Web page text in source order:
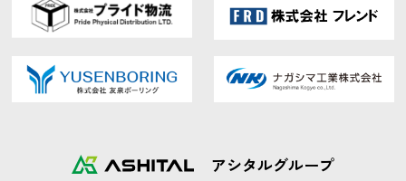
アシタルグループ